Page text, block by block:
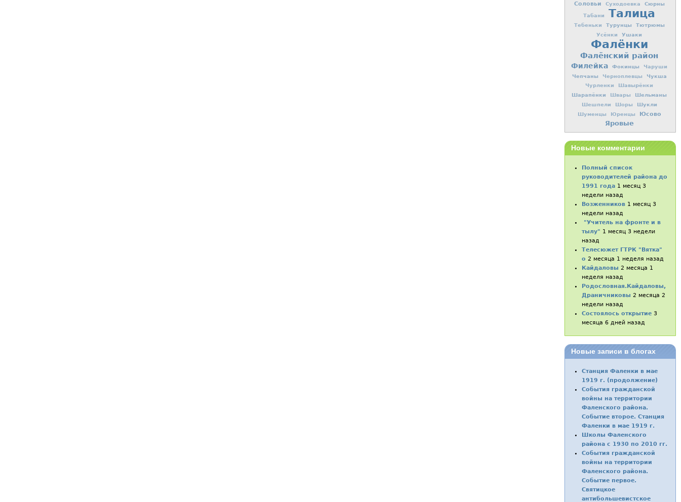
Соловьи
Суходоевка Сюрны
Табани Талица
Тебеньки Турунцы Тютрюмы
Усёнки Ушаки
Фалёнки
Фалёнский район
Филейка Фокинцы Чаруши
Чепчаны Черноплевцы Чукша
Чурленки Шавырёнки
Шарапёнки Швары Шельманы
Шешпели Шоры Шукли
Шуменцы Юренцы Юсово
Яровые
Новые комментарии
Полный список
руководителей района до
1991 года 1 месяц 3
недели назад
Возженников 1 месяц 3
недели назад
"Учитель на фронте и в
тылу" 1 месяц 3 недели
назад
Телесюжет ГТРК "Вятка"
о 2 месяца 1 неделя назад
Кайдаловы 2 месяца 1
неделя назад
Родословная.Кайдаловы,
Драничниковы 2 месяца 2
недели назад
Состоялось открытие 3
месяца 6 дней назад
Новые записи в блогах
Станция Фаленки в мае
1919 г. (продолжение)
События гражданской
войны на территории
Фаленского района.
Событие второе. Станция
Фаленки в мае 1919 г.
Школы Фаленского
района с 1930 по 2010 гг.
События гражданской
войны на территории
Фаленского района.
Событие первое.
Святицкое
антибольшевистское